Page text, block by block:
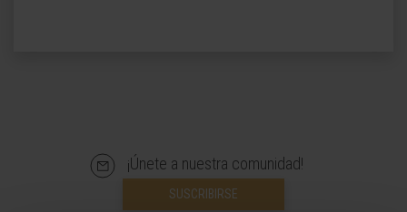
¡Únete a nuestra comunidad!
SUSCRIBIRSE